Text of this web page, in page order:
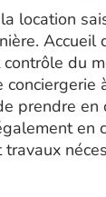
location
du
conciergerie
prendre en
en